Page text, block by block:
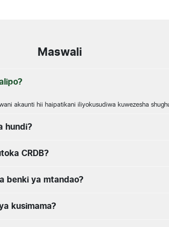
Maswali
akaunti hii haipatikani iliyokusudiwa kuwezesha
hundi?
CRDB?
benki ya mtandao?
kusimama?